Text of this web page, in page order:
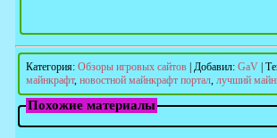
Категория: Обзоры игровых сайтов Добавил: GaV
майнкрафт, новостной майнкрафт портал, лучший
Похожие материалы